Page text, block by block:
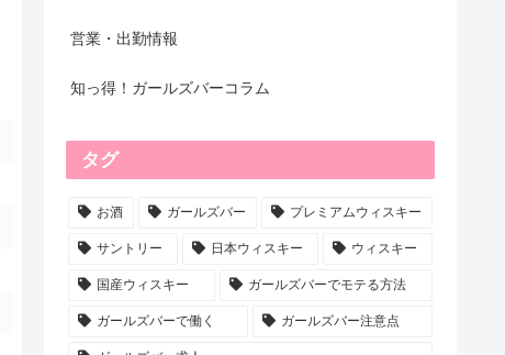
営業・出勤情報
知っ得！ガールズバーコラム
タグ
お酒 ガールズバー プレミアムウィスキー
サントリー 日本ウィスキー ウィスキー
国産ウィスキー ガールズバーでモテる方法
ガールズバーで働く ガールズバー注意点